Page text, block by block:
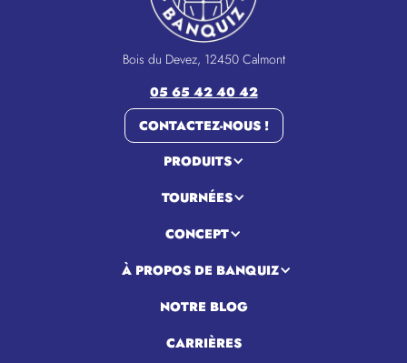
Bois du Devez, 12450 Calmont
05 65 42 40 42
CONTACTEZ-NOUS !
PRODUITS
TOURNÉES
CONCEPT
À PROPOS DE BANQUIZ
NOTRE BLOG
CARRIÈRES